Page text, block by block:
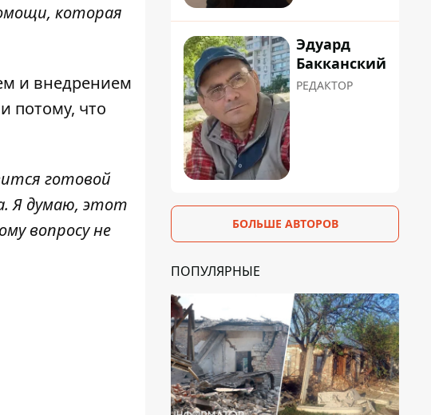
которая
и внедрением
потому, что
готовой
Я думаю, этот
вопросу не
Эдуард
Бакканский
РЕДАКТОР
БОЛЬШЕ АВТОРОВ
ПОПУЛЯРНЫЕ